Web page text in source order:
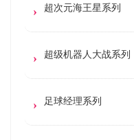
超次元海王星系列
超级机器人大战系列
足球经理系列